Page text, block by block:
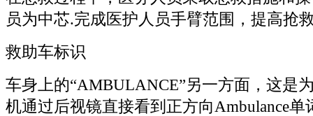
员为中芯.完成医护人员手臂范围，提高抢
救助车标识
车身上的“AMBULANCE”另一方面，这是
机通过后视镜直接看到正方向Ambulance单